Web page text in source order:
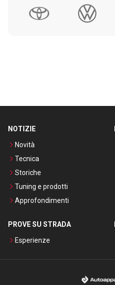
NOTIZIE
Novità
Tecnica
Storiche
Tuning e prodotti
Approfondimenti
PROVE SU STRADA
Esperienze